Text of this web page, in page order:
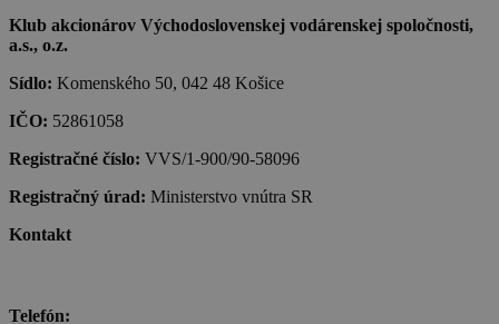
Klub akcionárov Východoslovenskej vodárenskej spoločnosti,
a.s., o.z.
Sídlo: Komenského 50, 042 48 Košice
IČO: 52861058
Registračné číslo: VVS/1-900/90-58096
Registračný úrad: Ministerstvo vnútra SR
Kontakt
Telefón: